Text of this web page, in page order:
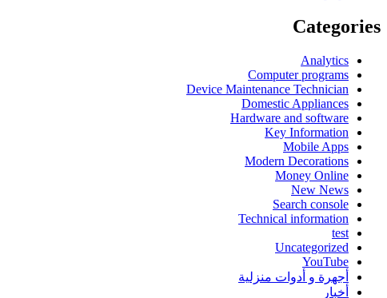
Categories
Analytics
Computer programs
Device Maintenance Technician
Domestic Appliances
Hardware and software
Key Information
Mobile Apps
Modern Decorations
Money Online
New News
Search console
Technical information
test
Uncategorized
YouTube
أجهرة و أدوات منزلية
أخبار